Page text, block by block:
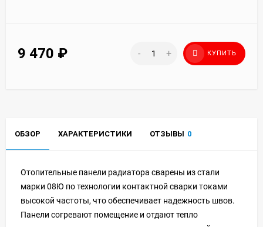
9 470 ₽ - + КУПИТЬ
ОБЗОР ХАРАКТЕРИСТИКИ ОТЗЫВЫ 0
Отопительные панели радиатора сварены из стали
марки 08Ю по технологии контактной сварки токами
высокой частоты, что обеспечивает надежность швов.
Панели согревают помещение и отдают тепло